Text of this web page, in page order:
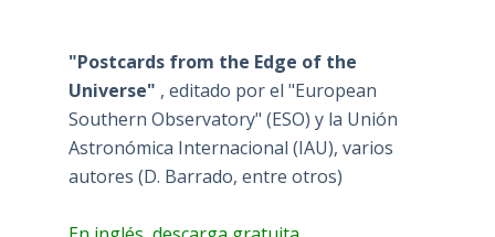
"Postcards from the Edge of the
Universe" , editado por el "European
Southern Observatory" (ESO) y la Unión
Astronómica Internacional (IAU), varios
autores (D. Barrado, entre otros)